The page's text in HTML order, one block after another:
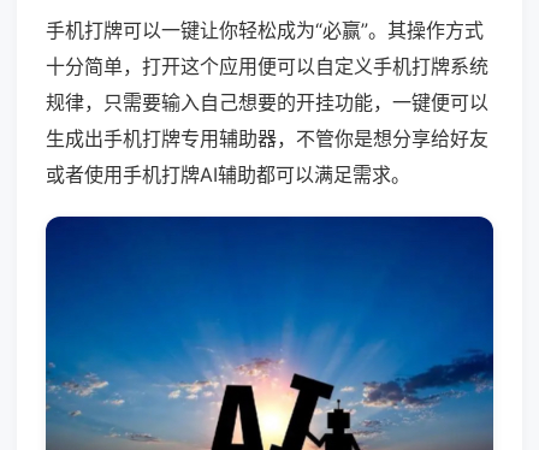
手机打牌可以一键让你轻松成为“必赢”。其操作方式
十分简单，打开这个应用便可以自定义手机打牌系统
规律，只需要输入自己想要的开挂功能，一键便可以
生成出手机打牌专用辅助器，不管你是想分享给好友
或者使用手机打牌AI辅助都可以满足需求。